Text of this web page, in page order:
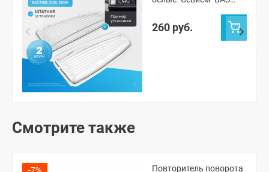
260 руб.
Смотрите также
-7%
Повторитель поворота